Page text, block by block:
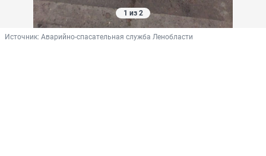
1 из 2
Источник: Аварийно-спасательная служба Ленобласти